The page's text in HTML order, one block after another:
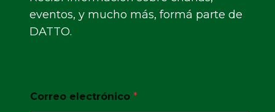
eventos, y mucho más, formá parte de
DATTO.
Correo electrónico *